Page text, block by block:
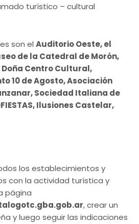
turístico – cultural
son el Auditorio Oeste, el
de la Catedral de Morón,
Centro Cultural,
10 de Agosto, Asociación
Sociedad Italiana de
Ilusiones Castelar,
los establecimientos y
con la actividad turística y
página
, crear un
y luego seguir las indicaciones